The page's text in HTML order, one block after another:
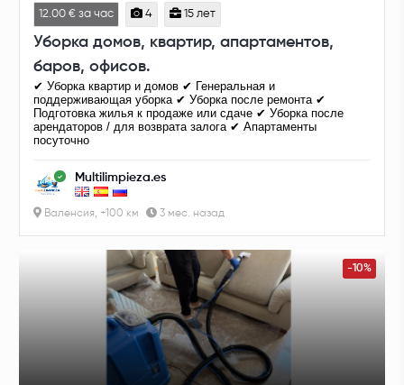
12.00 € за час 4 15 лет
Уборка домов, квартир, апартаментов,
баров, офисов.
✔ Уборка квартир и домов ✔ Генеральная и
поддерживающая уборка ✔ Уборка после ремонта ✔
Подготовка жилья к продаже или сдаче ✔ Уборка после
арендаторов / для возврата залога ✔ Апартаменты
посуточно
Multilimpieza.es
Валенсия, +100 км 3 мес. назад
-10%